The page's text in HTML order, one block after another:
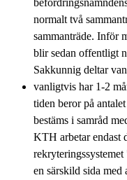
normalt två
sammanträde. Inför
blir sedan offentligt
Sakkunnig deltar
vanligtvis har 1-2
tiden beror på
bestäms i samråd
KTH arbetar endast
en särskild sida med